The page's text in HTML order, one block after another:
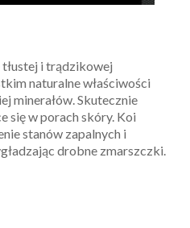
i trądzikowej
naturalne właściwości
minerałów. Skutecznie
się w porach skóry. Koi
stanów zapalnych i
drobne zmarszczki.